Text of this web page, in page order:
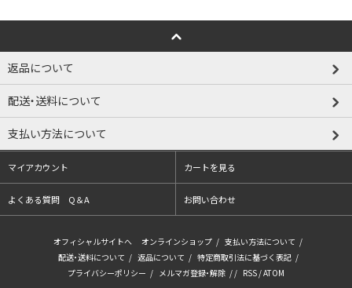
返品について
配送・送料について
支払い方法について
マイアカウント カートを見る
よくある質問 Q＆A お問い合わせ
オフィシャルサイトへ オンラインショップ / 支払い方法について /
配送・送料について / 返品について / 特定商取引法に基づく表記 /
プライバシーポリシー / メルマガ登録・解除 / / RSS /ATOM